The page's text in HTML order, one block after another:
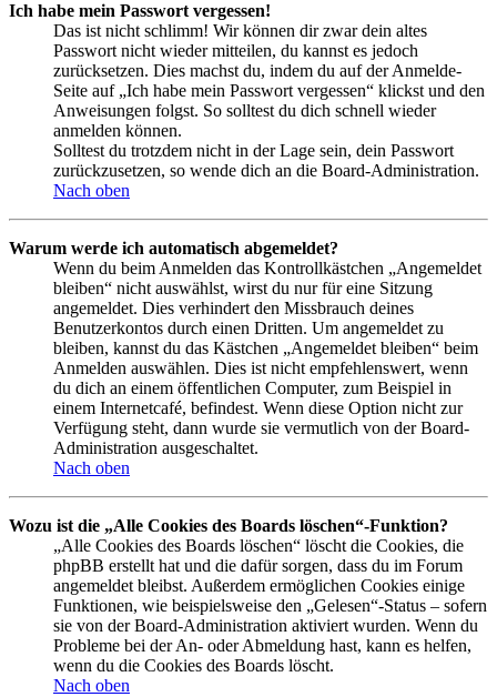
Ich habe mein Passwort vergessen!
Das ist nicht schlimm! Wir können dir zwar dein altes
Passwort nicht wieder mitteilen, du kannst es jedoch
zurücksetzen. Dies machst du, indem du auf der Anmelde-
Seite auf „Ich habe mein Passwort vergessen“ klickst und den
Anweisungen folgst. So solltest du dich schnell wieder
anmelden können.
Solltest du trotzdem nicht in der Lage sein, dein Passwort
zurückzusetzen, so wende dich an die Board-Administration.
Nach oben
Warum werde ich automatisch abgemeldet?
Wenn du beim Anmelden das Kontrollkästchen „Angemeldet
bleiben“ nicht auswählst, wirst du nur für eine Sitzung
angemeldet. Dies verhindert den Missbrauch deines
Benutzerkontos durch einen Dritten. Um angemeldet zu
bleiben, kannst du das Kästchen „Angemeldet bleiben“ beim
Anmelden auswählen. Dies ist nicht empfehlenswert, wenn
du dich an einem öffentlichen Computer, zum Beispiel in
einem Internetcafé, befindest. Wenn diese Option nicht zur
Verfügung steht, dann wurde sie vermutlich von der Board-
Administration ausgeschaltet.
Nach oben
Wozu ist die „Alle Cookies des Boards löschen“-Funktion?
„Alle Cookies des Boards löschen“ löscht die Cookies, die
phpBB erstellt hat und die dafür sorgen, dass du im Forum
angemeldet bleibst. Außerdem ermöglichen Cookies einige
Funktionen, wie beispielsweise den „Gelesen“-Status – sofern
sie von der Board-Administration aktiviert wurden. Wenn du
Probleme bei der An- oder Abmeldung hast, kann es helfen,
wenn du die Cookies des Boards löscht.
Nach oben